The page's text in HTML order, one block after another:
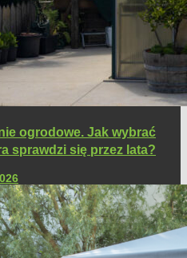
ogrodowe. Jak wybrać
sprawdzi się przez lata?